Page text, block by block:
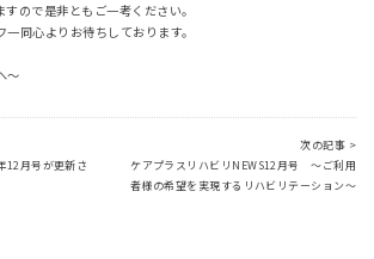
ので是非ともご一考ください。
同心よりお待ちしております。
～
月号が更新さ
次の記事 >
ケアプラスリハビリNEWS12月号 ～ご利用
者様の希望を実現するリハビリテーション～